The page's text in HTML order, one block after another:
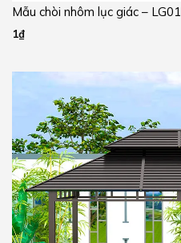
Mẫu chòi nhôm lục giác – LG01
1₫